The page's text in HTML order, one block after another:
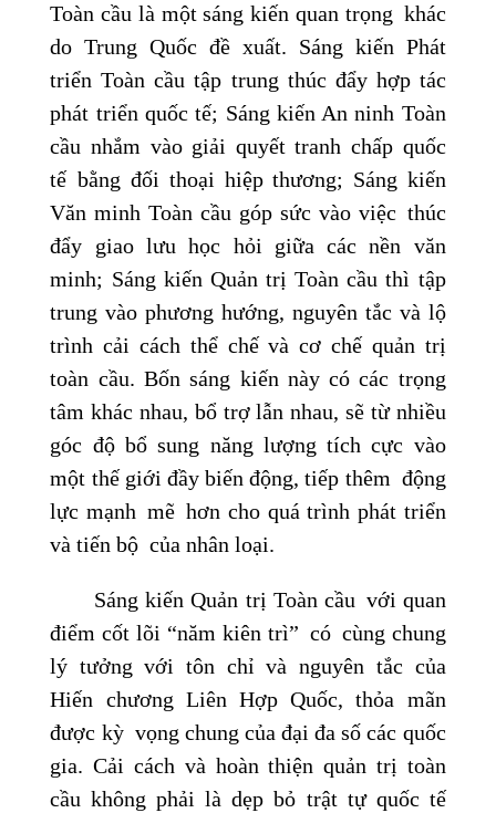
Toàn cầu là một sáng kiến quan trọng khác
do Trung Quốc đề xuất. Sáng kiến Phát
triển Toàn cầu tập trung thúc đẩy hợp tác
phát triển quốc tế; Sáng kiến An ninh Toàn
cầu nhắm vào giải quyết tranh chấp quốc
tế bằng đối thoại hiệp thương; Sáng kiến
Văn minh Toàn cầu góp sức vào việc thúc
đẩy giao lưu học hỏi giữa các nền văn
minh; Sáng kiến Quản trị Toàn cầu thì tập
trung vào phương hướng, nguyên tắc và lộ
trình cải cách thể chế và cơ chế quản trị
toàn cầu. Bốn sáng kiến này có các trọng
tâm khác nhau, bổ trợ lẫn nhau, sẽ từ nhiều
góc độ bổ sung năng lượng tích cực vào
một thế giới đầy biến động, tiếp thêm động
lực mạnh mẽ hơn cho quá trình phát triển
và tiến bộ của nhân loại.
Sáng kiến Quản trị Toàn cầu với quan
điểm cốt lõi “năm kiên trì” có cùng chung
lý tưởng với tôn chỉ và nguyên tắc của
Hiến chương Liên Hợp Quốc, thỏa mãn
được kỳ vọng chung của đại đa số các quốc
gia. Cải cách và hoàn thiện quản trị toàn
cầu không phải là dẹp bỏ trật tự quốc tế